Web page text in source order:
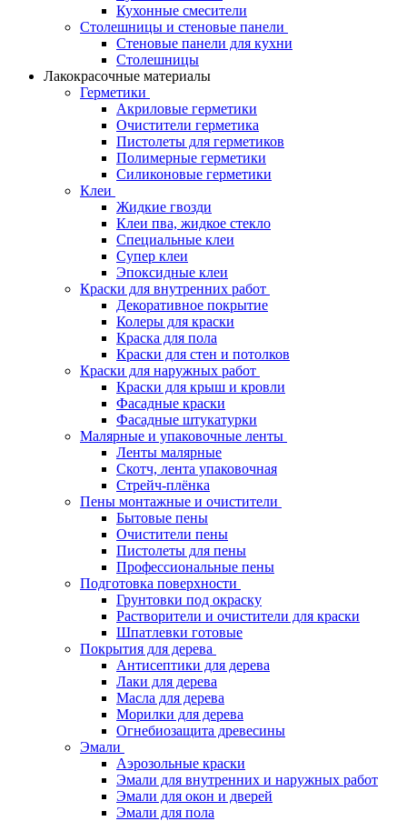
Кухонные смесители
Столешницы и стеновые панели
Стеновые панели для кухни
Столешницы
Лакокрасочные материалы
Герметики
Акриловые герметики
Очистители герметика
Пистолеты для герметиков
Полимерные герметики
Силиконовые герметики
Клеи
Жидкие гвозди
Клеи пва, жидкое стекло
Специальные клеи
Супер клеи
Эпоксидные клеи
Краски для внутренних работ
Декоративное покрытие
Колеры для краски
Краска для пола
Краски для стен и потолков
Краски для наружных работ
Краски для крыш и кровли
Фасадные краски
Фасадные штукатурки
Малярные и упаковочные ленты
Ленты малярные
Скотч, лента упаковочная
Стрейч-плёнка
Пены монтажные и очистители
Бытовые пены
Очистители пены
Пистолеты для пены
Профессиональные пены
Подготовка поверхности
Грунтовки под окраску
Растворители и очистители для краски
Шпатлевки готовые
Покрытия для дерева
Антисептики для дерева
Лаки для дерева
Масла для дерева
Морилки для дерева
Огнебиозащита древесины
Эмали
Аэрозольные краски
Эмали для внутренних и наружных работ
Эмали для окон и дверей
Эмали для пола